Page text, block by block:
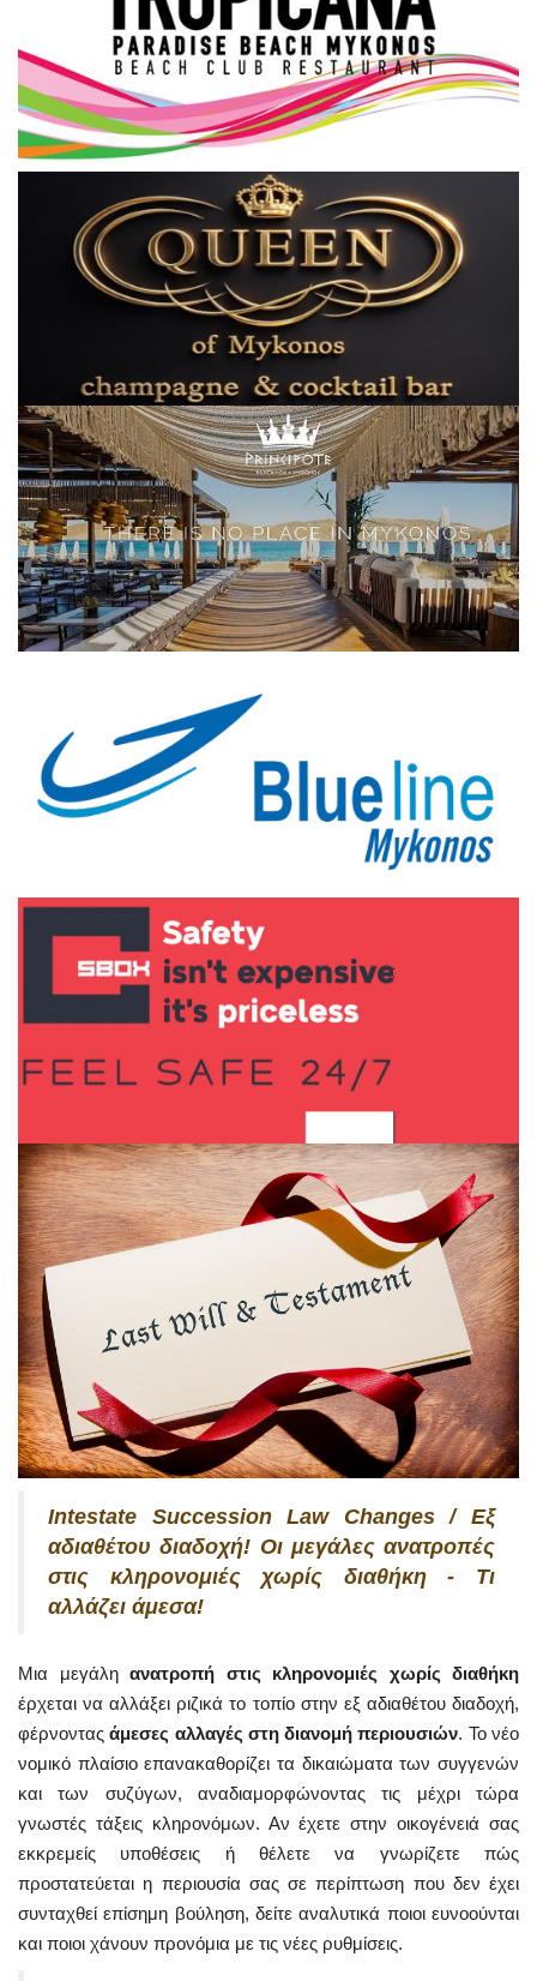
Cost Of Living Crisis
Opinion + Analysis
L’Art des Sens
All News
Local Elections 2023
Elections 2023
Γλώσσα
Ελληνικά English
Intestate Succession Law Changes / Εξ
αδιαθέτου διαδοχή! Οι μεγάλες ανατροπές
στις κληρονομιές χωρίς διαθήκη - Τι
αλλάζει άμεσα!
Μια μεγάλη ανατροπή στις κληρονομιές χωρίς διαθήκη
έρχεται να αλλάξει ριζικά το τοπίο στην εξ αδιαθέτου διαδοχή,
φέρνονταςάμεσες αλλαγές στη διανομή περιουσιών. Το νέο
νομικό πλαίσιο επανακαθορίζει τα δικαιώματα των συγγενών
και των συζύγων, αναδιαμορφώνοντας τις μέχρι τώρα
γνωστές τάξεις κληρονόμων. Αν έχετε στην οικογένειά σας
εκκρεμείς υποθέσεις ή θέλετε να γνωρίζετε πώς
προστατεύεται η περιουσία σας σε περίπτωση που δεν έχει
συνταχθεί επίσημη βούληση, δείτε αναλυτικά ποιοι ευνοούνται
και ποιοι χάνουν προνόμια με τις νέες ρυθμίσεις.